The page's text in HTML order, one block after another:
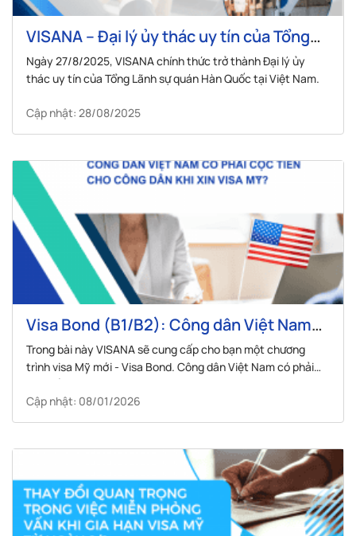
VISANA – Đại lý ủy thác uy tín của Tổng
Lãnh sự quán Hàn Quốc tại Việt Nam
Ngày 27/8/2025, VISANA chính thức trở thành Đại lý ủy
thác uy tín của Tổng Lãnh sự quán Hàn Quốc tại Việt Nam.
Cập nhật: 28/08/2025
Visa Bond (B1/B2): Công dân Việt Nam
có phải cọc tiền cho công dân khi xin visa
Mỹ?
Trong bài này VISANA sẽ cung cấp cho bạn một chương
trình visa Mỹ mới - Visa Bond. Công dân Việt Nam có phải
cọc tiền cho công dân khi xin visa Mỹ?
Cập nhật: 08/01/2026